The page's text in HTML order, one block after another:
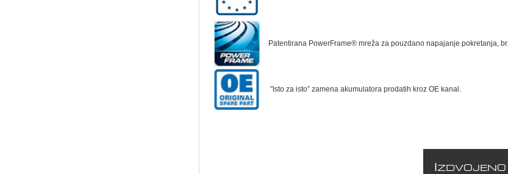
Patentirana PowerFrame® mreža za pouzdano napajanje pokretanja,
"Isto za isto” zamena akumulatora prodatih kroz OE kanal.
I